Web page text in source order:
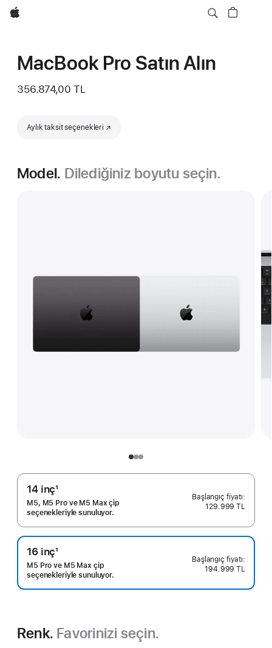
wzlhp
MacBook Pro Satın Alın
356.874,00 TL
Aylık taksit seçenekleri
(Yeni pencerede açılır)
Model. Dilediğiniz boyutu seçin.
14 inç
Dipnot
1
M5, M5 Pro ve M5 Max çip
seçenekleriyle sunuluyor.
129.999 TL
16 inç
Dipnot
1
M5 Pro ve M5 Max çip
seçenekleriyle sunuluyor.
194.999 TL
Renk. Favorinizi seçin.